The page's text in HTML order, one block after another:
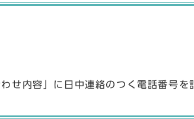
せ内容」に日中連絡のつく電話番号を